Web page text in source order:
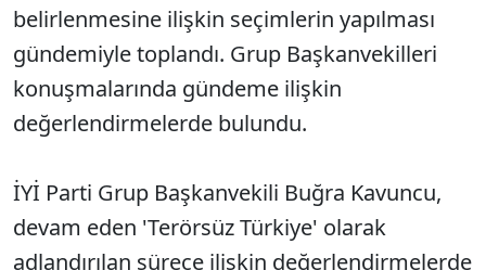
belirlenmesine ilişkin seçimlerin yapılması
gündemiyle toplandı. Grup Başkanvekilleri
konuşmalarında gündeme ilişkin
değerlendirmelerde bulundu.
İYİ Parti Grup Başkanvekili Buğra Kavuncu,
devam eden 'Terörsüz Türkiye' olarak
adlandırılan sürece ilişkin değerlendirmelerde